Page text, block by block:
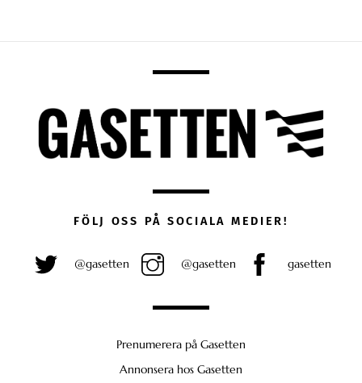
FÖLJ OSS PÅ SOCIALA MEDIER!
@gasetten @gasetten gasetten
Prenumerera på Gasetten
Annonsera hos Gasetten